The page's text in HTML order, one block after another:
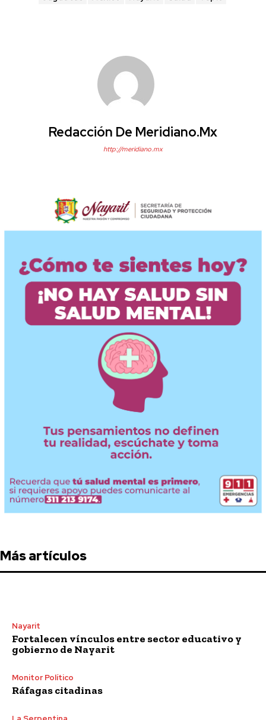
Redacción De Meridiano.mx
http://meridiano.mx
Más artículos
Nayarit
Fortalecen vínculos entre sector educativo y
gobierno de Nayarit
Monitor Político
Ráfagas citadinas